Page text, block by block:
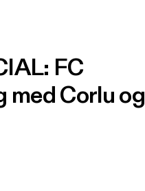
FC
Corlu og